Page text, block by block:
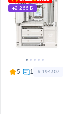
5 # 194307
+2 266 Б